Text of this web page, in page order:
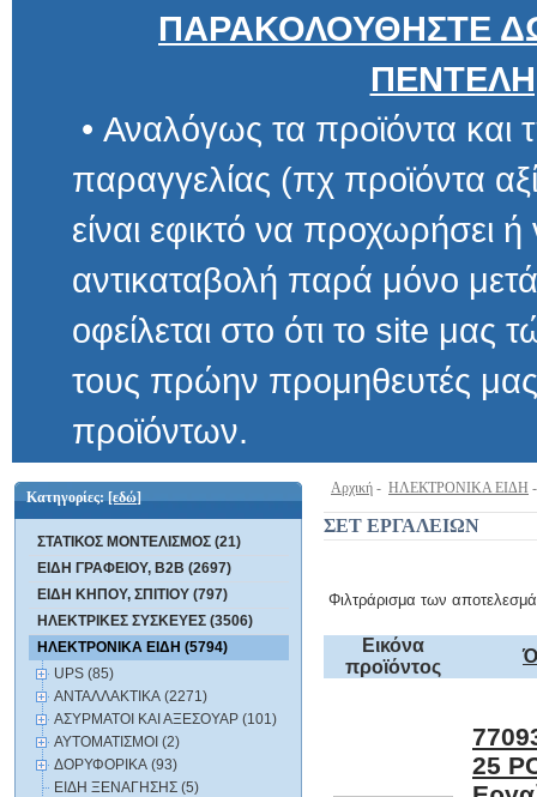
ΠΑΡΑΚΟΛΟΥΘΗΣΤΕ
• Αναλόγως τα προϊόντα και
παραγγελίας (πχ προϊόντα αξίας
είναι εφικτό να προχωρήσει ή να
αντικαταβολή παρά μόνο μετά
οφείλεται στο ότι το site μας τώρα
τους πρώην προμηθευτές μας
προϊόντων.
Κατηγορίες:[εδώ]
ΣΤΑΤΙΚΟΣ ΜΟΝΤΕΛΙΣΜΟΣ (21)
ΕΙΔΗ ΓΡΑΦΕΙΟΥ, B2B (2697)
ΕΙΔΗ ΚΗΠΟΥ, ΣΠΙΤΙΟΥ (797)
ΗΛΕΚΤΡΙΚΕΣ ΣΥΣΚΕΥΕΣ (3506)
ΗΛΕΚΤΡΟΝΙΚΑ ΕΙΔΗ (5794)
UPS (85)
ΑΝΤΑΛΛΑΚΤΙΚΑ (2271)
ΑΣΥΡΜΑΤΟΙ ΚΑΙ ΑΞΕΣΟΥΑΡ (101)
ΑΥΤΟΜΑΤΙΣΜΟΙ (2)
ΔΟΡΥΦΟΡΙΚΑ (93)
ΕΙΔΗ ΞΕΝΑΓΗΣΗΣ (5)
Αρχική - ΗΛΕΚΤΡΟΝΙΚΑ ΕΙΔΗ
ΣΕΤ ΕΡΓΑΛΕΙΩΝ
Φιλτράρισμα των
Εικόνα
προϊόντος